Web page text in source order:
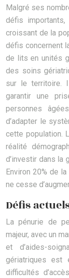
Malgré ses
défis
croissant de la
défis concernent
de lits en unités
des soins
sur le territoire.
garantir une
personnes
d’adapter le
cette population.
réalité
d’investir dans la
Environ 20% de
ne cesse
Défis
La pénurie de
majeur, avec un
et d’aides-
gériatriques est
difficultés